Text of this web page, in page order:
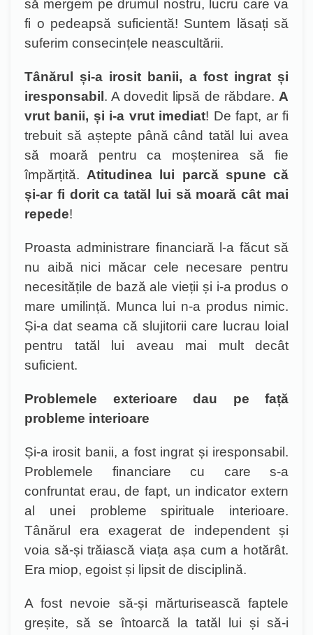
să mergem pe drumul nostru, lucru care va
fi o pedeapsă suficientă! Suntem lăsați să
suferim consecințele neascultării.
Tânărul și-a irosit banii, a fost ingrat și
iresponsabil . A dovedit lipsă de răbdare. A
vrut banii, și i-a vrut imediat! De fapt, ar fi
trebuit să aștepte până când tatăl lui avea
să moară pentru ca moștenirea să fie
împărțită. Atitudinea lui parcă spune că
și-ar fi dorit ca tatăl lui să moară cât mai
repede!
Proasta administrare financiară l-a făcut să
nu aibă nici măcar cele necesare pentru
necesitățile de bază ale vieții și i-a produs o
mare umilință. Munca lui n-a produs nimic.
Și-a dat seama că slujitorii care lucrau loial
pentru tatăl lui aveau mai mult decât
suficient.
Problemele exterioare dau pe față
probleme interioare
Și-a irosit banii, a fost ingrat și iresponsabil.
Problemele financiare cu care s-a
confruntat erau, de fapt, un indicator extern
al unei probleme spirituale interioare.
Tânărul era exagerat de independent și
voia să-și trăiască viața așa cum a hotărât.
Era miop, egoist și lipsit de disciplină.
A fost nevoie să-și mărturisească faptele
greșite, să se întoarcă la tatăl lui și să-i